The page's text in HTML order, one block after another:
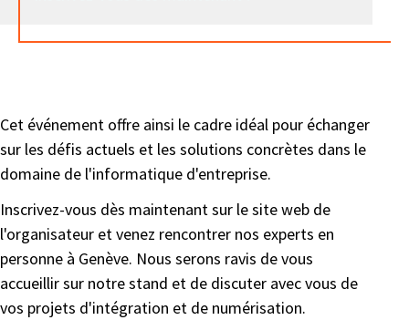
Cet événement offre ainsi le cadre idéal pour échanger
sur les défis actuels et les solutions concrètes dans le
domaine de l'informatique d'entreprise.
Inscrivez-vous dès maintenant sur le site web de
l'organisateur et venez rencontrer nos experts en
personne à Genève. Nous serons ravis de vous
accueillir sur notre stand et de discuter avec vous de
vos projets d'intégration et de numérisation.